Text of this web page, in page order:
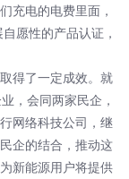
充电的电费里面，
愿性的产品认证，
得了一定成效。就
，会同两家民企，
网络科技公司，继
企的结合，推动这
新能源用户将提供